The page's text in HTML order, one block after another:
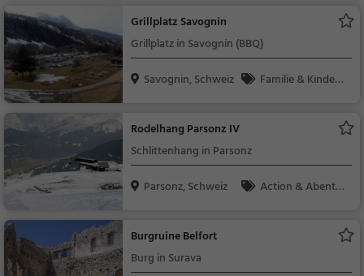
Grillplatz Savognin
Grillplatz in Savognin (BBQ)
Savognin, Schweiz
Familie & Kinder,
Rodelhang Parsonz IV
Schlittenhang in Parsonz
Parsonz, Schweiz
Action & Abente
Burgruine Belfort
Burg in Surava